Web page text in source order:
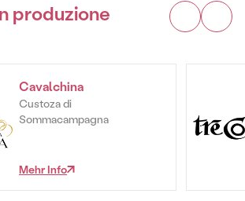
produzione
Cavalchina
Custoza di
Sommacampagna
Mehr Info